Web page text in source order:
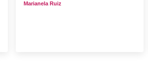
Marianela Ruiz